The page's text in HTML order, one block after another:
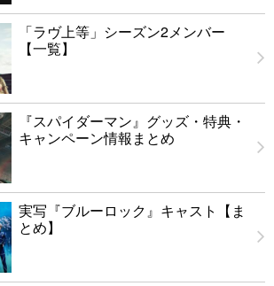
「ラヴ上等」シーズン2メンバー
【一覧】
『スパイダーマン』グッズ・特典・
キャンペーン情報まとめ
実写『ブルーロック』キャスト【ま
とめ】